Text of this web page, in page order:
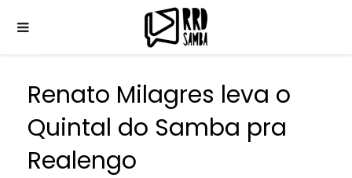
Renato Milagres leva o
Quintal do Samba pra
Realengo